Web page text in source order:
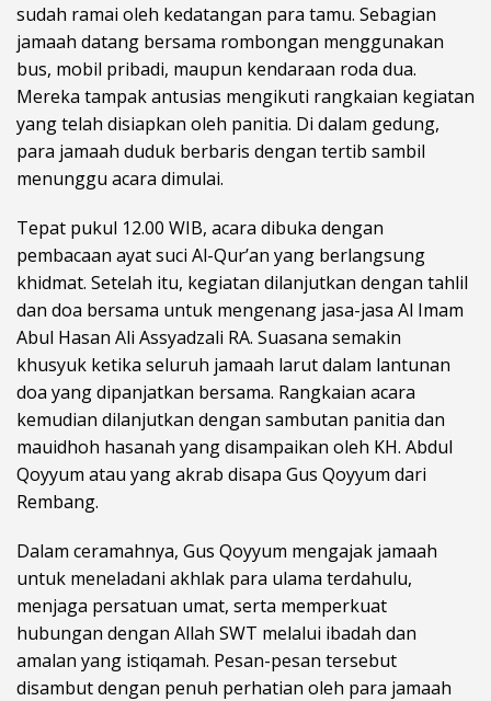
sudah ramai oleh kedatangan para tamu. Sebagian
jamaah datang bersama rombongan menggunakan
bus, mobil pribadi, maupun kendaraan roda dua.
Mereka tampak antusias mengikuti rangkaian kegiatan
yang telah disiapkan oleh panitia. Di dalam gedung,
para jamaah duduk berbaris dengan tertib sambil
menunggu acara dimulai.
Tepat pukul 12.00 WIB, acara dibuka dengan
pembacaan ayat suci Al-Qur’an yang berlangsung
khidmat. Setelah itu, kegiatan dilanjutkan dengan tahlil
dan doa bersama untuk mengenang jasa-jasa Al Imam
Abul Hasan Ali Assyadzali RA. Suasana semakin
khusyuk ketika seluruh jamaah larut dalam lantunan
doa yang dipanjatkan bersama. Rangkaian acara
kemudian dilanjutkan dengan sambutan panitia dan
mauidhoh hasanah yang disampaikan oleh KH. Abdul
Qoyyum atau yang akrab disapa Gus Qoyyum dari
Rembang.
Dalam ceramahnya, Gus Qoyyum mengajak jamaah
untuk meneladani akhlak para ulama terdahulu,
menjaga persatuan umat, serta memperkuat
hubungan dengan Allah SWT melalui ibadah dan
amalan yang istiqamah. Pesan-pesan tersebut
disambut dengan penuh perhatian oleh para jamaah